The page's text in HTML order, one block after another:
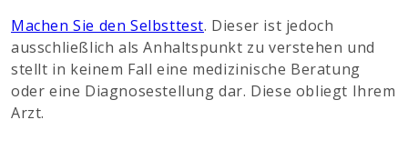
Machen Sie den Selbsttest. Dieser ist jedoch
ausschließlich als Anhaltspunkt zu verstehen und
stellt in keinem Fall eine medizinische Beratung
oder eine Diagnosestellung dar. Diese obliegt Ihrem
Arzt.